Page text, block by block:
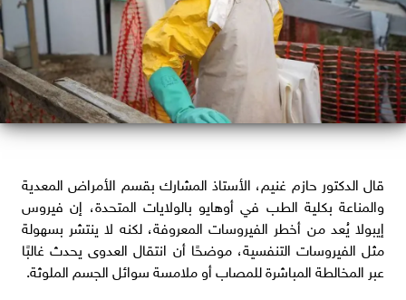
قال الدكتور حازم غنيم، الأستاذ المشارك بقسم الأمراض المعدية
والمناعة بكلية الطب في أوهايو بالولايات المتحدة، إن فيروس
إيبولا يُعد من أخطر الفيروسات المعروفة، لكنه لا ينتشر بسهولة
مثل الفيروسات التنفسية، موضحًا أن انتقال العدوى يحدث غالبًا
عبر المخالطة المباشرة للمصاب أو ملامسة سوائل الجسم الملوثة.